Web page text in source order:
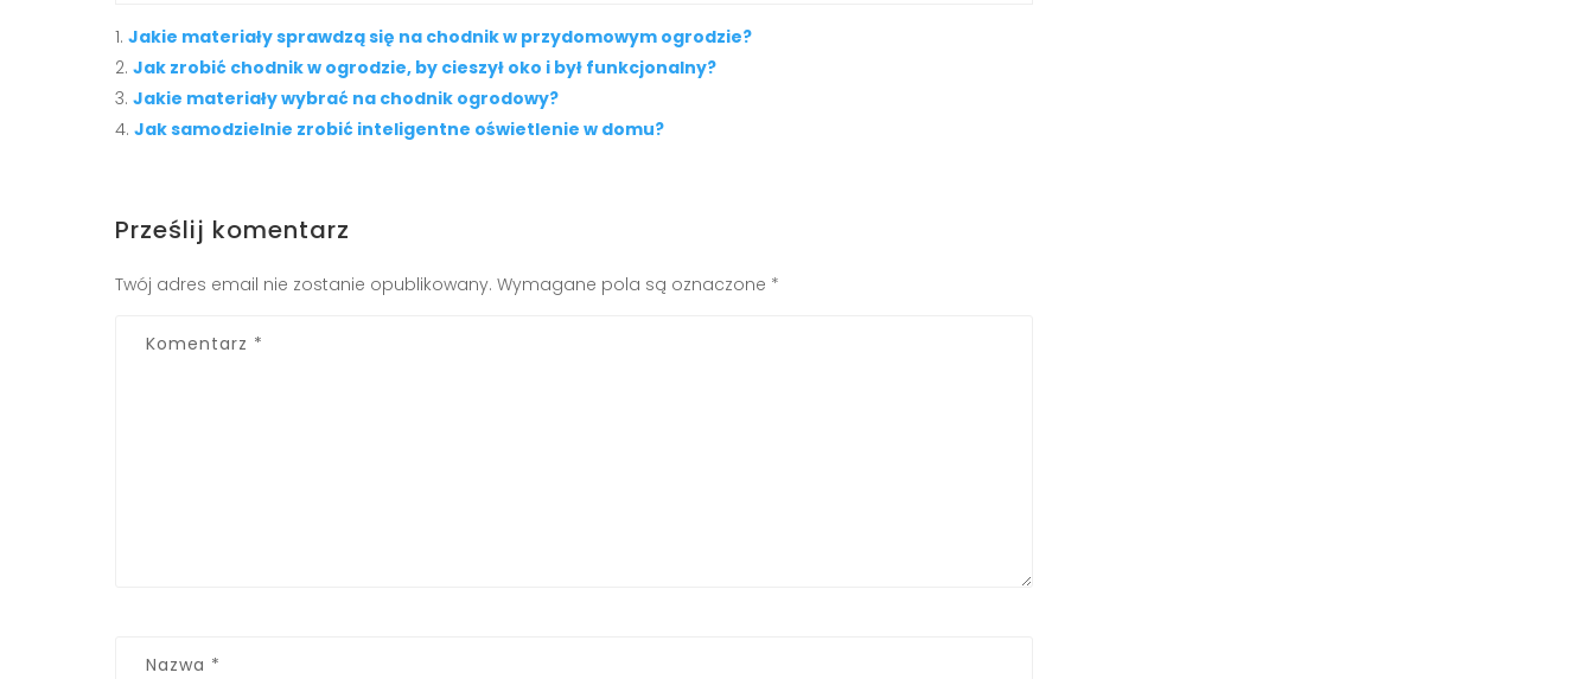
Jakie materiały sprawdzą się na chodnik w przydomowym ogrodzie?
Jak zrobić chodnik w ogrodzie, by cieszył oko i był funkcjonalny?
Jakie materiały wybrać na chodnik ogrodowy?
Jak samodzielnie zrobić inteligentne oświetlenie w domu?
Prześlij komentarz
Twój adres email nie zostanie opublikowany. Wymagane pola są oznaczone *